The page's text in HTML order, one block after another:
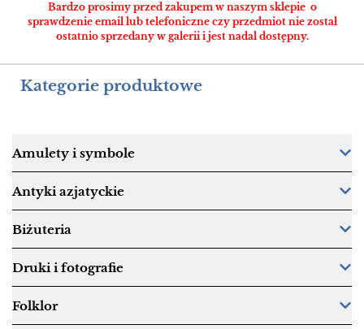
Bardzo prosimy przed zakupem w naszym sklepie o
sprawdzenie email lub telefoniczne czy przedmiot nie został
ostatnio sprzedany w galerii i jest nadal dostępny.
Kategorie produktowe
Amulety i symbole
Antyki azjatyckie
Biżuteria
Druki i fotografie
Folklor